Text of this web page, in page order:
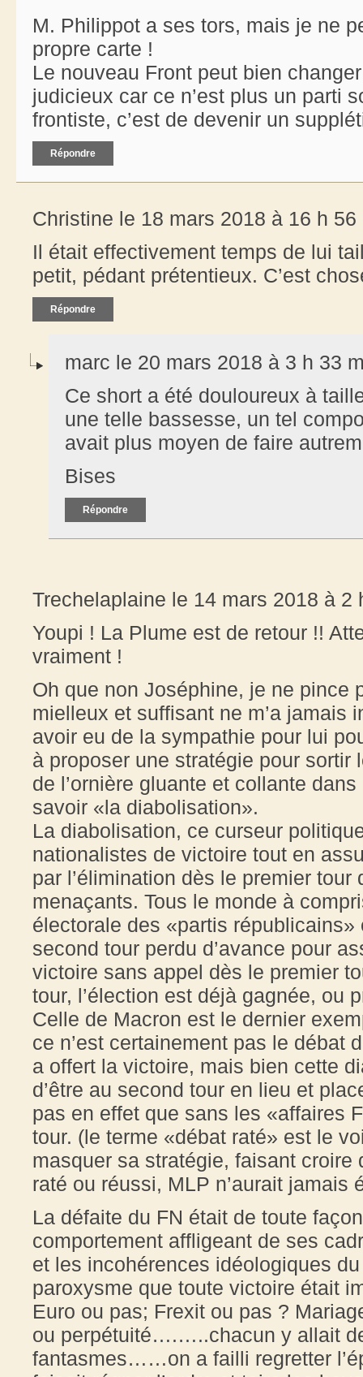
M. Philippot a ses tors, mais je ne
propre carte !
Le nouveau Front peut bien
judicieux car ce n’est plus un parti
frontiste, c’est de devenir un
Répondre
Christine le 18 mars 2018 à 16 h 56
Il était effectivement temps de lui
petit, pédant prétentieux. C’est
Répondre
marc le 20 mars 2018 à 3 h 33
Ce short a été douloureux à
une telle bassesse, un tel
avait plus moyen de faire
Bises
Répondre
Trechelaplaine le 14 mars 2018 à 2
Youpi ! La Plume est de retour !!
vraiment !
Oh que non Joséphine, je ne pince
mielleux et suffisant ne m’a jamais
avoir eu de la sympathie pour lui
à proposer une stratégie pour
de l’ornière gluante et collante
savoir «la diabolisation».
La diabolisation, ce curseur
nationalistes de victoire tout en
par l’élimination dès le premier
menaçants. Tous le monde à
électorale des «partis républicains»
second tour perdu d’avance pour
victoire sans appel dès le premier
tour, l’élection est déjà gagnée, ou
Celle de Macron est le dernier
ce n’est certainement pas le débat
a offert la victoire, mais bien cette
d’être au second tour en lieu et
pas en effet que sans les «affaires
tour. (le terme «débat raté» est le
masquer sa stratégie, faisant
raté ou réussi, MLP n’aurait jamais
La défaite du FN était de toute
comportement affligeant de ses
et les incohérences idéologiques
paroxysme que toute victoire était
Euro ou pas; Frexit ou pas ?
ou perpétuité….…..chacun y allait
fantasmes……on a failli regretter